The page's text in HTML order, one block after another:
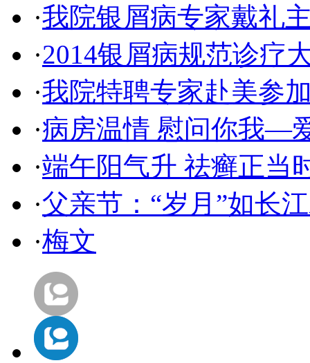
·我院银屑病专家戴礼
·2014银屑病规范诊疗
·我院特聘专家赴美参
·病房温情 慰问你我—
·端午阳气升 祛癣正当
·父亲节：“岁月”如长
·梅文